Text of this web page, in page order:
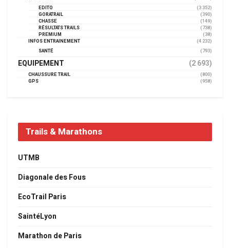
EDITO
(3 352)
GORATRAIL
(390)
CHASSE
(149)
RÉSULTATS TRAILS
(738)
PREMIUM
(38)
INFOS ENTRAINEMENT
(4 232)
SANTÉ
(793)
EQUIPEMENT (2 693)
CHAUSSURE TRAIL
(800)
GPS
(958)
Trails & Marathons
UTMB
Diagonale des Fous
EcoTrail Paris
SaintéLyon
Marathon de Paris